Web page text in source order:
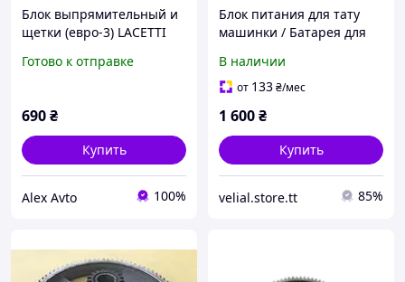
Блок выпрямительный и
щетки (евро-3) LACETTI
КАР-ОЕМ Корея (ориг)
Готово к отправке
690₴
Купить
Alex Avto 100%
Блок питания для тату
машинки / Батарея для
В наличии
от 133₴/мес
1 600₴
Купить
velial.store.tt 85%